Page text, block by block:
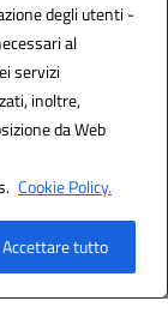
degli utenti -
al
servizi
inoltre,
da Web
Cookie Policy.
Accettare tutto
S.r.l.
Italia